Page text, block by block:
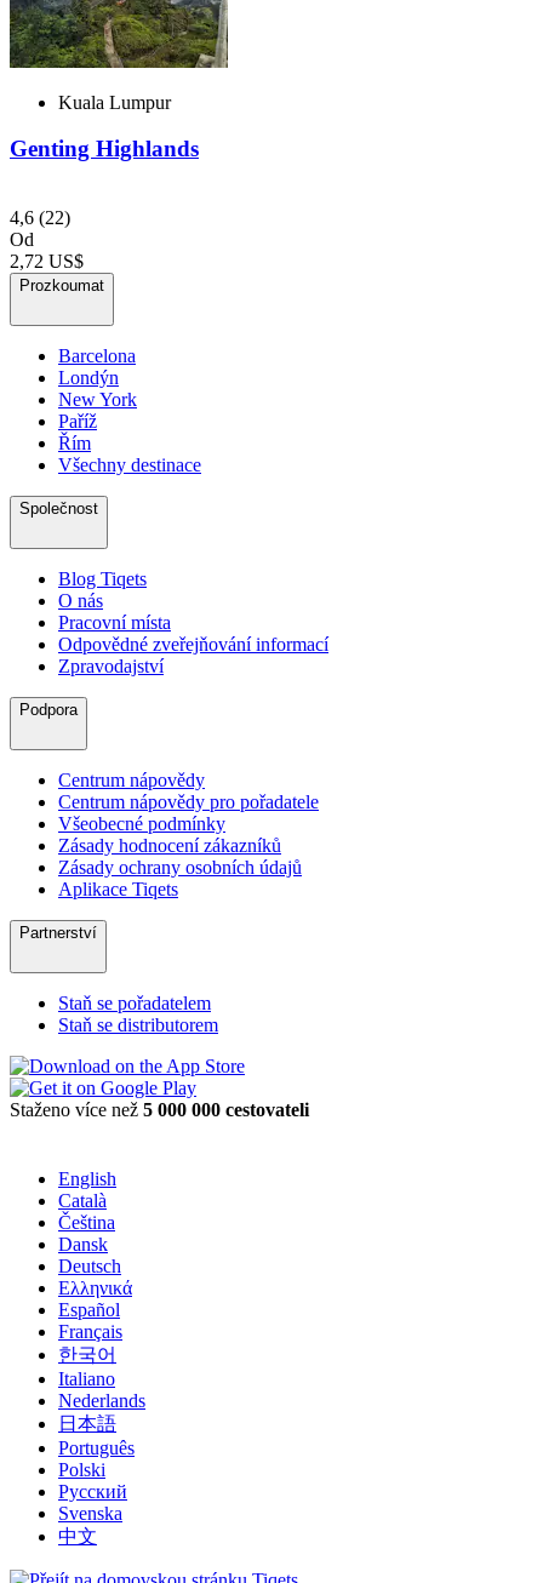
Kuala Lumpur
Genting Highlands
4,6 (22)
Od
2,72 US$
Prozkoumat
Barcelona
Londýn
New York
Paříž
Řím
Všechny destinace
Společnost
Blog Tiqets
O nás
Pracovní místa
Odpovědné zveřejňování informací
Zpravodajství
Podpora
Centrum nápovědy
Centrum nápovědy pro pořadatele
Všeobecné podmínky
Zásady hodnocení zákazníků
Zásady ochrany osobních údajů
Aplikace Tiqets
Partnerství
Staň se pořadatelem
Staň se distributorem
Staženo více než 5 000 000 cestovateli
English
Català
Čeština
Dansk
Deutsch
Ελληνικά
Español
Français
한국어
Italiano
Nederlands
日本語
Português
Polski
Русский
Svenska
中文